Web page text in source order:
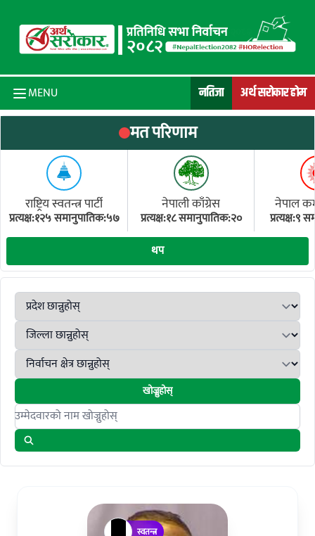
MENU नतिजा अर्थ सरोकार होम
मत परिणाम
राष्ट्रिय स्वतन्त्र पार्टी
प्रत्यक्ष:१२५ समानुपातिक:५७
नेपाली काँग्रेस
प्रत्यक्ष:१८ समानुपातिक:२०
नेपाल
प्रत्यक्ष:९
थप
खोज्नुहोस्
Search candidates
स्वतन्त्र